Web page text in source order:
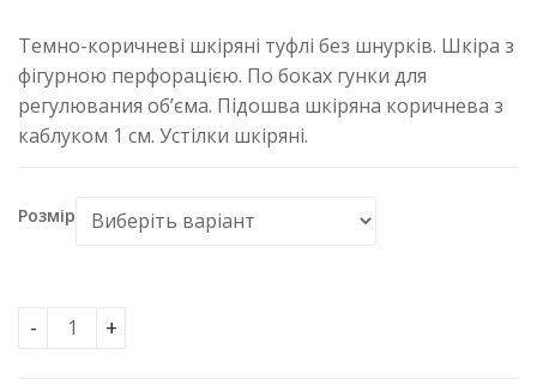
2400 ₴.1500 ₴.
Темно-коричневі шкіряні туфлі без шнурків. Шкіра з
фігурною перфорацією. По боках гунки для
регулювания об’єма. Підошва шкіряна коричнева з
каблуком 1 см. Устілки шкіряні.
Розмір
Туфлі шкіряні Faber 134307-2 коричневі кількість